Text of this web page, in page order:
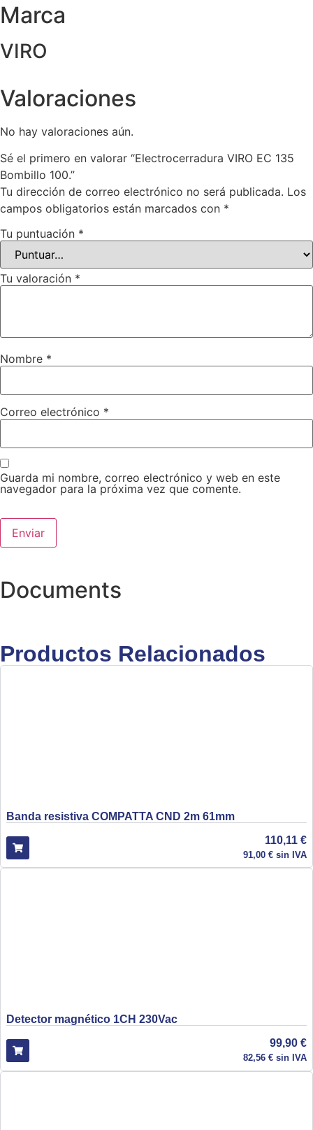
Marca
VIRO
Valoraciones
No hay valoraciones aún.
Sé el primero en valorar “Electrocerradura VIRO EC 135
Bombillo 100.”
Tu dirección de correo electrónico no será publicada. Los
campos obligatorios están marcados con *
Tu puntuación *
Tu valoración *
Nombre *
Correo electrónico *
Guarda mi nombre, correo electrónico y web en este
navegador para la próxima vez que comente.
Documents
Productos Relacionados
Banda resistiva COMPATTA CND 2m 61mm
110,11 €
91,00 € sin IVA
Detector magnético 1CH 230Vac
99,90 €
82,56 € sin IVA